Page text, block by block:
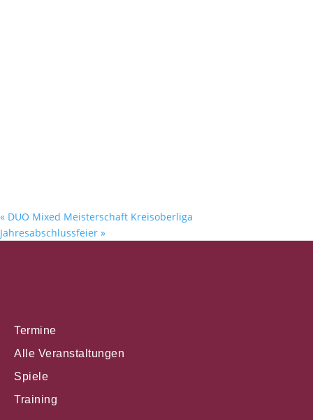
« DUO Mixed Meisterschaft Kreisoberliga
Jahresabschlussfeier »
Termine
Alle Veranstaltungen
Spiele
Training